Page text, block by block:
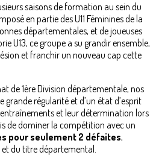
saisons de formation au sein du
en partie des U11 Féminines de la
départementales, et de joueuses
U13, ce groupe a su grandir ensemble,
et franchir un nouveau cap cette
de 1ère Division départementale, nos
grande régularité et d’un état d’esprit
et leur détermination lors
de dominer la compétition avec un
pour seulement 2 défaites,
du titre départemental.